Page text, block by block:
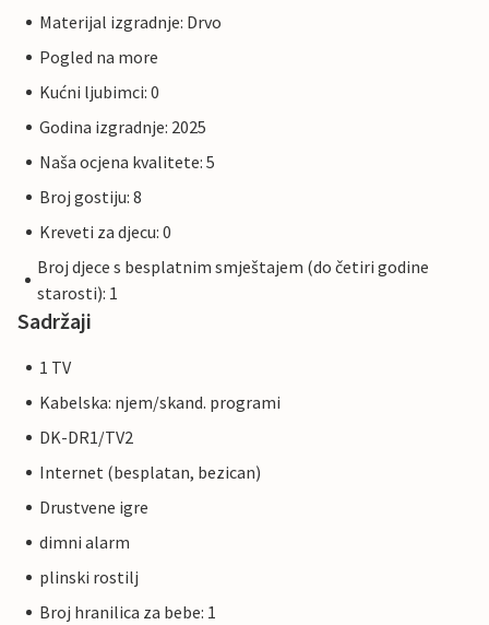
Materijal izgradnje: Drvo
Pogled na more
Kućni ljubimci: 0
Godina izgradnje: 2025
Naša ocjena kvalitete: 5
Broj gostiju: 8
Kreveti za djecu: 0
Broj djece s besplatnim smještajem (do četiri godine
starosti): 1
Sadržaji
1 TV
Kabelska: njem/skand. programi
DK-DR1/TV2
Internet (besplatan, bezican)
Drustvene igre
dimni alarm
plinski rostilj
Broj hranilica za bebe: 1